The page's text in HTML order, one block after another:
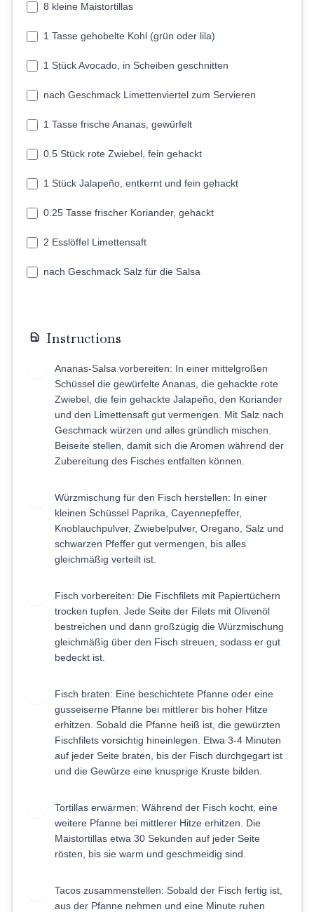
8 kleine Maistortillas
1 Tasse gehobelte Kohl (grün oder lila)
1 Stück Avocado, in Scheiben geschnitten
nach Geschmack Limettenviertel zum Servieren
1 Tasse frische Ananas, gewürfelt
0.5 Stück rote Zwiebel, fein gehackt
1 Stück Jalapeño, entkernt und fein gehackt
0.25 Tasse frischer Koriander, gehackt
2 Esslöffel Limettensaft
nach Geschmack Salz für die Salsa
Instructions
Ananas-Salsa vorbereiten: In einer mittelgroßen
Schüssel die gewürfelte Ananas, die gehackte rote
Zwiebel, die fein gehackte Jalapeño, den Koriander
und den Limettensaft gut vermengen. Mit Salz nach
Geschmack würzen und alles gründlich mischen.
Beiseite stellen, damit sich die Aromen während der
Zubereitung des Fisches entfalten können.
Würzmischung für den Fisch herstellen: In einer
kleinen Schüssel Paprika, Cayennepfeffer,
Knoblauchpulver, Zwiebelpulver, Oregano, Salz und
schwarzen Pfeffer gut vermengen, bis alles
gleichmäßig verteilt ist.
Fisch vorbereiten: Die Fischfilets mit Papiertüchern
trocken tupfen. Jede Seite der Filets mit Olivenöl
bestreichen und dann großzügig die Würzmischung
gleichmäßig über den Fisch streuen, sodass er gut
bedeckt ist.
Fisch braten: Eine beschichtete Pfanne oder eine
gusseiserne Pfanne bei mittlerer bis hoher Hitze
erhitzen. Sobald die Pfanne heiß ist, die gewürzten
Fischfilets vorsichtig hineinlegen. Etwa 3-4 Minuten
auf jeder Seite braten, bis der Fisch durchgegart ist
und die Gewürze eine knusprige Kruste bilden.
Tortillas erwärmen: Während der Fisch kocht, eine
weitere Pfanne bei mittlerer Hitze erhitzen. Die
Maistortillas etwa 30 Sekunden auf jeder Seite
rösten, bis sie warm und geschmeidig sind.
Tacos zusammenstellen: Sobald der Fisch fertig ist,
aus der Pfanne nehmen und eine Minute ruhen